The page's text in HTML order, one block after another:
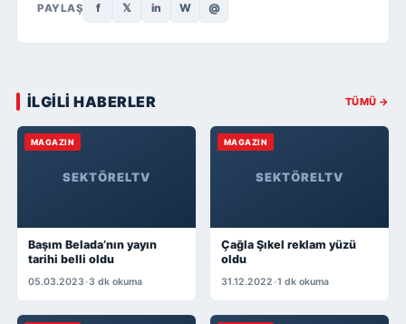
PAYLAŞ f 𝕏 in W @
İLGİLİ HABERLER TÜMÜ →
SEKTÖRELTV
MAGAZIN
Başım Belada’nın yayın
tarihi belli oldu
05.03.2023•3 dk okuma
SEKTÖRELTV
MAGAZIN
Çağla Şıkel reklam yüzü
oldu
31.12.2022•1 dk okuma